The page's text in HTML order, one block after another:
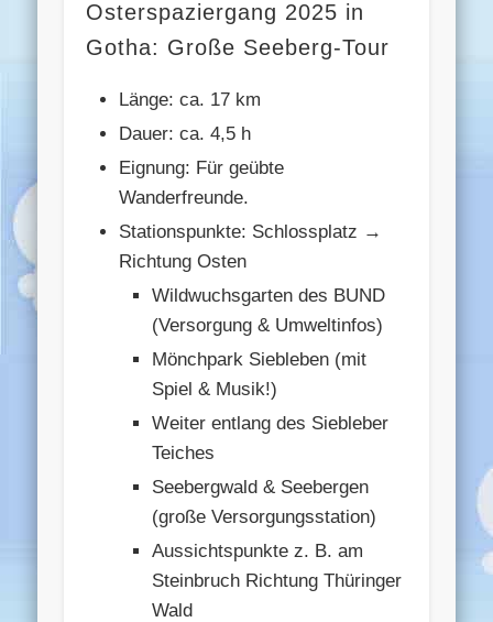
Osterspaziergang 2025 in
Gotha: Große Seeberg-Tour
Länge: ca. 17 km
Dauer: ca. 4,5 h
Eignung: Für geübte
Wanderfreunde.
Stationspunkte: Schlossplatz →
Richtung Osten
Wildwuchsgarten des BUND
(Versorgung & Umweltinfos)
Mönchpark Siebleben (mit
Spiel & Musik!)
Weiter entlang des Siebleber
Teiches
Seebergwald & Seebergen
(große Versorgungsstation)
Aussichtspunkte z. B. am
Steinbruch Richtung Thüringer
Wald